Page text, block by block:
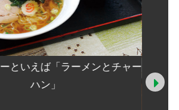
といえば「ラーメンとチャー
ハン」